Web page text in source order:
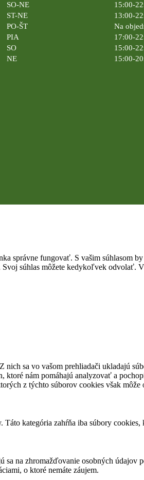
SO-NE
15:00-
ST-NE
13:00-
PO-ŠT
Na
PIA
17:00-
SO
15:00-
NE
15:00-
správne fungovať. S vašim súhlasom
súhlas môžete kedykoľvek odvolať.
sa vo vašom prehliadači ukladajú
nám pomáhajú analyzovať a
z týchto súborov cookies však
kategória zahŕňa iba súbory
na zhromažďovanie osobných údajov
o ktoré nemáte záujem.